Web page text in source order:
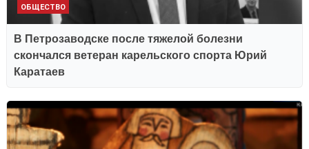
ОБЩЕСТВО
В Петрозаводске после тяжелой болезни
скончался ветеран карельского спорта Юрий
Каратаев